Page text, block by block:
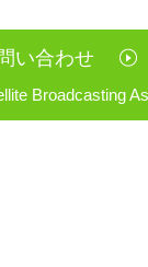
い合わせ
Broadcasting